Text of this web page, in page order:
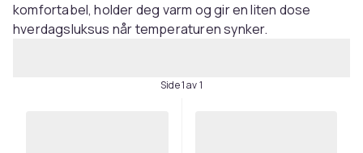
komfortabel, holder deg varm og gir en liten dose
hverdagsluksus når temperaturen synker.
Side 1 av 1